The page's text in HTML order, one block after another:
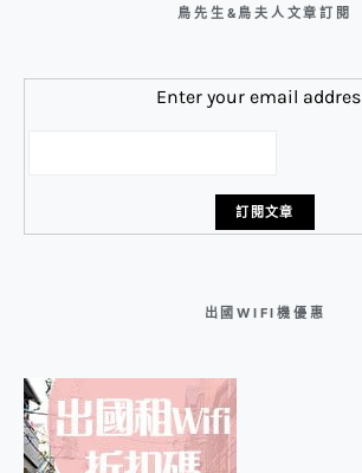
鳥先生&鳥夫人文章訂閱
Enter your email
出國WIFI機優惠